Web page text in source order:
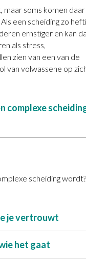
maar soms komen daar
een scheiding zo
ernstiger en kan
als stress,
zien van een van de
van volwassene op
complexe
scheiding wordt?
je vertrouwt
het gaat